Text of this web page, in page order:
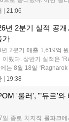
즈 그룹 1위로 올라섰다
21:06
년 2분기 실적 공
가
2분기 매출 1,619억
뤘다. 상반기 실적은
는 8월 18일
달려라 헤베레케 EX’, 9
있으며, 2027년에는
그라비티는 조인트벤처
장 동력을 확보할 방침
19:38
'룰러', "'듀로'와
일 종로 치지직 롤파크